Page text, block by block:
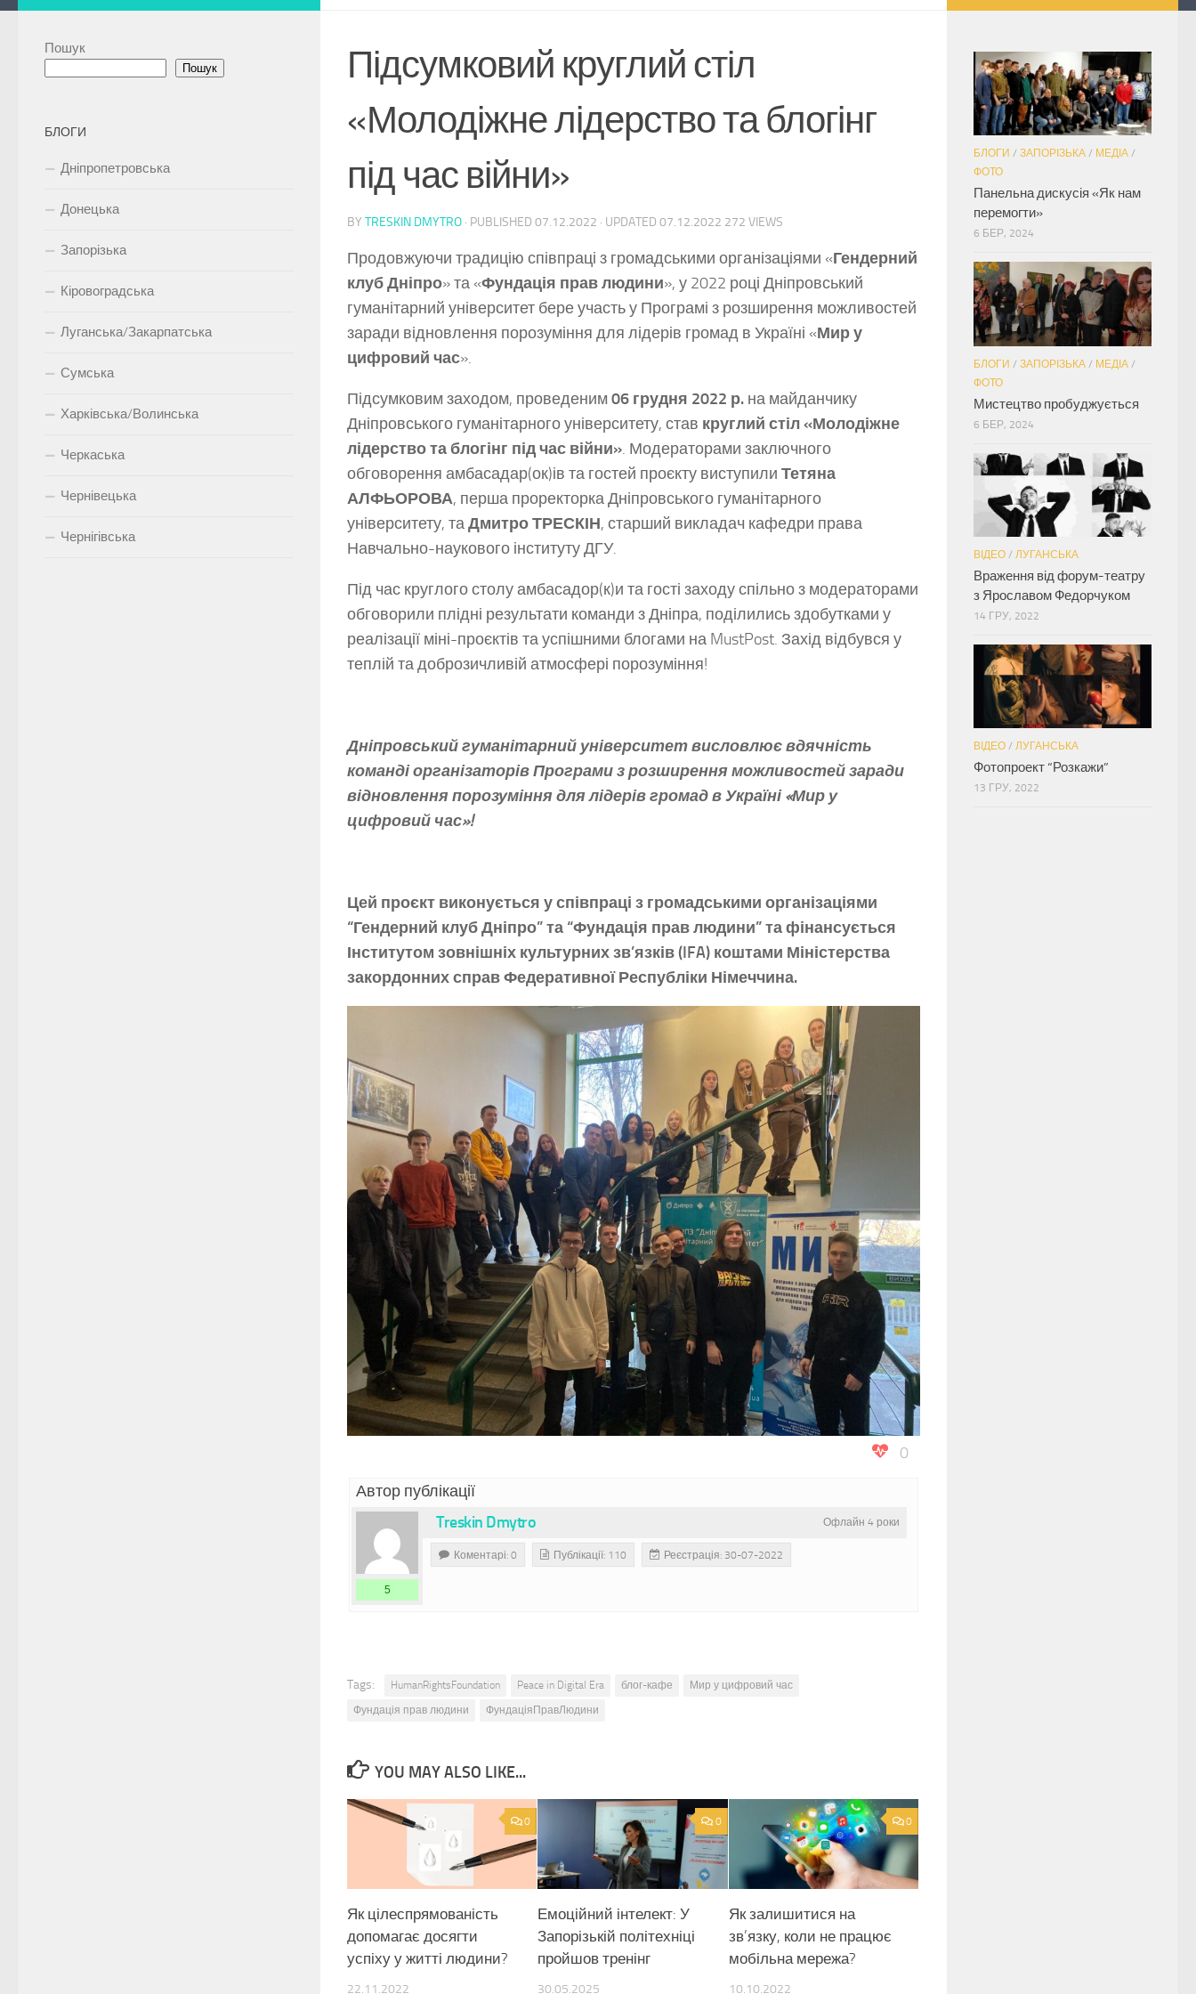
Підсумковий круглий стіл
«Молодіжне лідерство та блогінг
під час війни»
BY TRESKIN DMYTRO · PUBLISHED 07.12.2022 · UPDATED 07.12.2022 272 VIEWS
Продовжуючи традицію співпраці з громадськими організаціями «Гендерний
клуб Дніпро» та «Фундація прав людини», у 2022 році Дніпровський
гуманітарний університет бере участь у Програмі з розширення можливостей
заради відновлення порозуміння для лідерів громад в Україні «Мир у
цифровий час».
Підсумковим заходом, проведеним 06 грудня 2022 р. на майданчику
Дніпровського гуманітарного університету, став круглий стіл «Молодіжне
лідерство та блогінг під час війни». Модераторами заключного
обговорення амбасадар(ок)ів та гостей проєкту виступили Тетяна
АЛФЬОРОВА, перша проректорка Дніпровського гуманітарного
університету, таДмитро ТРЕСКІН, старший викладач кафедри права
Навчально-наукового інституту ДГУ.
Під час круглого столу амбасадор(к)и та гості заходу спільно з модераторами
обговорили плідні результати команди з Дніпра, поділились здобутками у
реалізації міні-проєктів та успішними блогами на MustPost. Захід відбувся у
теплій та доброзичливій атмосфері порозуміння!
Дніпровський гуманітарний університет висловлює вдячність
команді організаторів Програми з розширення можливостей заради
відновлення порозуміння для лідерів громад в Україні «Мир у
цифровий час»!
Цей проєкт виконується у співпраці з громадськими організаціями
“Гендерний клуб Дніпро” та “Фундація прав людини” та фінансується
Інститутом зовнішніх культурних зв’язків (IFA) коштами Міністерства
закордонних справ Федеративної Республіки Німеччина.
0
Автор публікації
Офлайн 4 роки
Treskin Dmytro
5
Коментарі: 0 Публікації: 110 Реєстрація: 30-07-2022
Tags: HumanRightsFoundation Peace in Digital Era блог-кафе
Мир у цифровий час
Фундація прав людини
ФундаціяПравЛюдини
YOU MAY ALSO LIKE...
0
Як цілеспрямованість
допомагає досягти
успіху у житті людини?
22.11.2022
0
Емоційний інтелект: У
Запорізькій політехніці
пройшов тренінг
30.05.2025
0
Як залишитися на
зв’язку, коли не працює
мобільна мережа?
10.10.2022
Пошук
Пошук
БЛОГИ
Дніпропетровська
Донецька
Запорізька
Кіровоградська
Луганська/Закарпатська
Сумська
Харківська/Волинська
Черкаська
Чернівецька
Чернігівська
БЛОГИ / ЗАПОРІЗЬКА / МЕДІА /
ФОТО
Панельна дискусія «Як нам
перемогти»
6 БЕР, 2024
БЛОГИ / ЗАПОРІЗЬКА / МЕДІА /
ФОТО
Мистецтво пробуджується
6 БЕР, 2024
ВІДЕО / ЛУГАНСЬКА
Враження від форум-театру
з Ярославом Федорчуком
14 ГРУ, 2022
ВІДЕО / ЛУГАНСЬКА
Фотопроект “Розкажи”
13 ГРУ, 2022